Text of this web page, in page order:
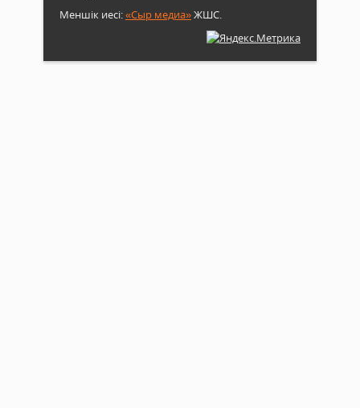
Меншік иесі:«Сыр медиа»ЖШС.